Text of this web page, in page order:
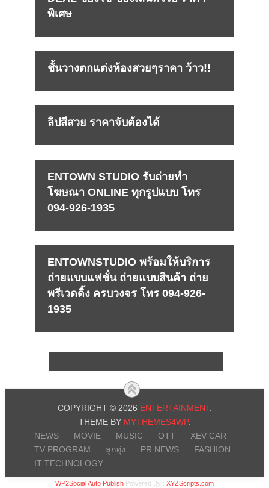
พิเศษ
ชั้นวางตกแต่งห้องสวยๆราคา ว้าว!!
ลิปสีสวย ราคาจับต้องได้
ENTOWN STUDIO รับถ่ายทำ
โฆษณา ONLINE ทุกรูปแบบ โทร
094-926-1935
ENTOWNSTUDIO พร้อมให้บริการ
ถ่ายแบบแฟชั่น ถ่ายแบบสินค้า ถ่าย
พรีเวดดิ้ง ครบวงจร โทร 094-926-
1935
COPYRIGHT © 2026 ENTERTAINMENT.
THEME BY MYTHEMES4WP.
NEWS
MOVIE MUSIC OTT
XEV CAR
TV PROGRAM
ลูกทุ่ง PR NEWS
FASHION
IT TECHNOLOGY
WP2Social Auto Publish Powered By : XYZScripts.com